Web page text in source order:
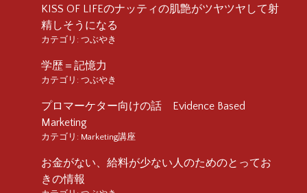
KISS OF LIFEのナッティの肌艶がツヤツヤして射
精しそうになる
カテゴリ: つぶやき
学歴＝記憶力
カテゴリ: つぶやき
プロマーケター向けの話 Evidence Based
Marketing
カテゴリ: Marketing講座
お金がない、給料が少ない人のためのとってお
きの情報